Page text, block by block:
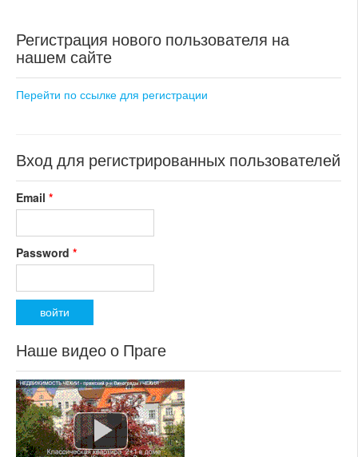
Липа)
раздел: загородные
номер объекта:20081
резиденции
состояние: новостройка
Регистрация нового пользователя на
нашем сайте
Перейти по ссылке для регистрации
Вход для регистрированных пользователей
Email *
Password *
Наше видео о Праге